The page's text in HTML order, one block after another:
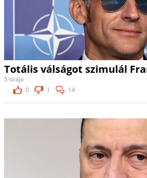
Totális válságot szimulál
5 órája
0
1 14